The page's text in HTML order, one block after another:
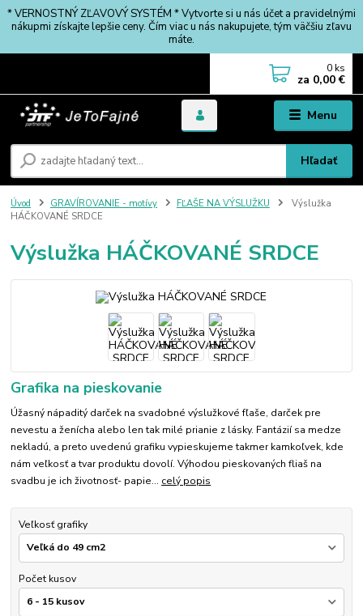
* VERNOSTNÝ ZĽAVOVÝ SYSTÉM * Vytvorte si u nás účet a pravidelnými
nákupmi získajte lepšie ceny. Čím viac u nás nakupujete, tým väčšiu zľavu
máte.
Menu
Hľadať
0 ks
za 0,00 €
Úvod GRAVÍROVANIE - motívy FĽAŠE NA VÝSLUŽKU
Výslužka
HÁČKOVANÉ SRDCE
Výslužka HÁČKOVANÉ SRDCE
Grafika na pieskovanie
Úžasný nápaditý darček na svadobné výslužkové fľaše, darček pre
nevestu a ženícha alebo len tak milé prianie z lásky. Fantázií sa medze
nekladú, a preto uvedenú grafiku vypieskujeme takmer kamkoľvek, kde
nám veľkosť a tvar produktu dovolí. Výhodou pieskovaných fliaš na
svadbu je ich životnosť- papie... celý popis
Veľkosť grafiky
Počet kusov